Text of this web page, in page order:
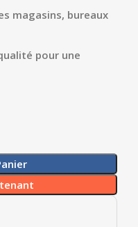
magasins, bureaux
pour une